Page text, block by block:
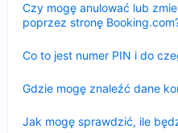
Czy mogę anulować lub
poprzez stronę
Co to jest numer PIN i do
Gdzie mogę znaleźć dane
Jak mogę sprawdzić, ile